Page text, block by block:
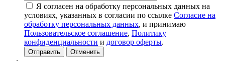
Я согласен на обработку персональных данных на
условиях, указанных в согласии по ссылке Согласие на
обработку персональных данных, и принимаю
Пользовательское соглашение, Политику
конфиденциальности и договор оферты.
Отменить